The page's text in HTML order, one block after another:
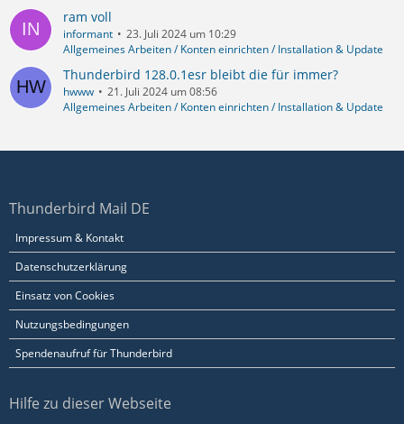
ram voll
informant
23. Juli 2024 um 10:29
Allgemeines Arbeiten / Konten einrichten / Installation & Update
Thunderbird 128.0.1esr bleibt die für immer?
hwww
21. Juli 2024 um 08:56
Allgemeines Arbeiten / Konten einrichten / Installation & Update
Thunderbird Mail DE
Impressum & Kontakt
Datenschutzerklärung
Einsatz von Cookies
Nutzungsbedingungen
Spendenaufruf für Thunderbird
Hilfe zu dieser Webseite